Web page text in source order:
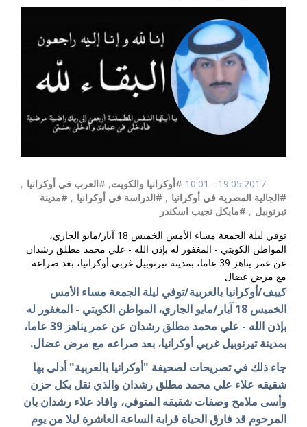
19.05.2017 - 10:01 #أوكرانيا والكويت, #العرب في أوكرانيا ,
#الجالية المصرية في أوكرانيا , #الدراسة في أوكرانيا , #مدينة
تيرنوبيل , #مايكل نجيب اسكندر
توفي ليلة الجمعة مساء الأمس الخميس 18 آيار/مايو الجاري،
المواطن الكويتي - المغفور له بإذن الله - علي محمد مطلق رشدان
عن عمر يناهز 39 عاما، بمدينة تيرنوبيل غربي أوكرانيا، بعد صراعه
مع مرض عضال
كييف/أوكرانيا بالعربية/توفي ليلة الجمعة مساء الأمس
الخميس 18 آيار/مايو الجاري، المواطن الكويتي - المغفور له
بإذن الله - علي محمد مطلق رشدان عن عمر يناهز 39 عاما،
بمدينة تيرنوبيل غربي أوكرانيا، بعد صراعه مع مرض عضال.
جاء ذلك في تصريحات لصحيفة "أوكرانيا بالعربية" أدلى بها
شقيقه علاء علي محمد مطلق رشدان والذي نقل بكل حزن
وأسى ملامح وصفات شقيقه المتوفي، وافاد علاء رشدان بان
المرحوم قد فارق الحياة قرابة الساعة العاشرة ليلا من يوم